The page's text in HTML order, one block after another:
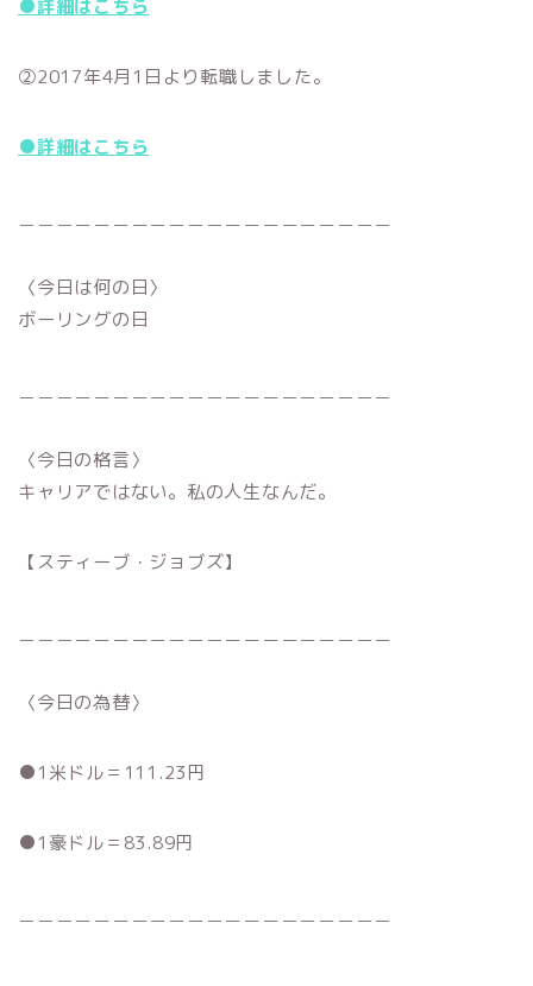
●詳細はこちら
②2017年4月1日より転職しました。
●詳細はこちら
〈今日は何の日〉
ボーリングの日
〈今日の格言〉
キャリアではない。私の人生なんだ。
【スティーブ・ジョブズ】
〈今日の為替〉
●1米ドル＝111.23円
●1豪ドル＝83.89円